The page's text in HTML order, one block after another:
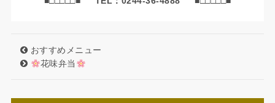
おすすめメニュー
花味弁当